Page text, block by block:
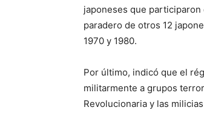
japoneses que
paradero de otros 12
1970 y 1980.
Por último, indicó que el
militarmente a grupos
Revolucionaria y las